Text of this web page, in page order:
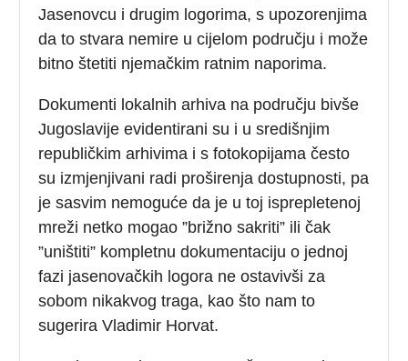
Jasenovcu i drugim logorima, s upozorenjima
da to stvara nemire u cijelom području i može
bitno štetiti njemačkim ratnim naporima.
Dokumenti lokalnih arhiva na području bivše
Jugoslavije evidentirani su i u središnjim
republičkim arhivima i s fotokopijama često
su izmjenjivani radi proširenja dostupnosti, pa
je sasvim nemoguće da je u toj isprepletenoj
mreži netko mogao ”brižno sakriti” ili čak
”uništiti” kompletnu dokumentaciju o jednoj
fazi jasenovačkih logora ne ostavivši za
sobom nikakvog traga, kao što nam to
sugerira Vladimir Horvat.